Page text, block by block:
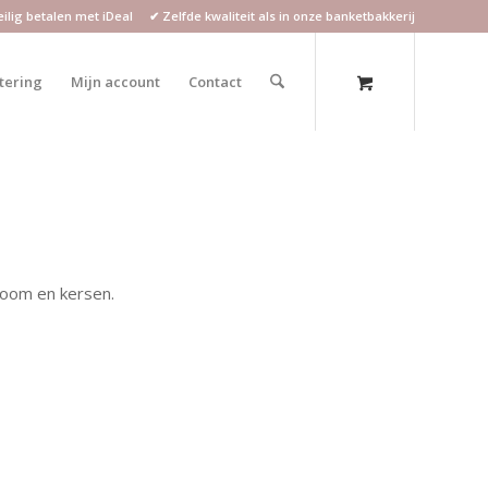
betalen met iDeal ✔ Zelfde kwaliteit als in onze banketbakkerij
Mijn account Contact
en kersen.